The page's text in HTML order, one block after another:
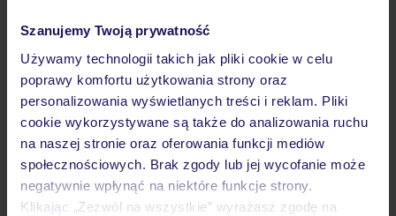
Szanujemy Twoją prywatność
Używamy technologii takich jak pliki cookie w celu
poprawy komfortu użytkowania strony oraz
personalizowania wyświetlanych treści i reklam. Pliki
cookie wykorzystywane są także do analizowania ruchu
na naszej stronie oraz oferowania funkcji mediów
społecznościowych. Brak zgody lub jej wycofanie może
negatywnie wpłynąć na niektóre funkcje strony.
Klikając „Zezwól na wszystkie” wyrażasz zgodę na
Hotel
Opinie
Pokoje